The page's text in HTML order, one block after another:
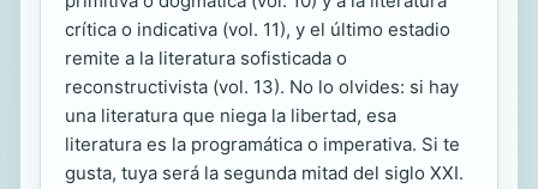
crítica o indicativa (vol. 11), y el último estadio
remite a la literatura sofisticada o
reconstructivista (vol. 13). No lo olvides: si hay
una literatura que niega la libertad, esa
literatura es la programática o imperativa. Si te
gusta, tuya será la segunda mitad del siglo XXI.